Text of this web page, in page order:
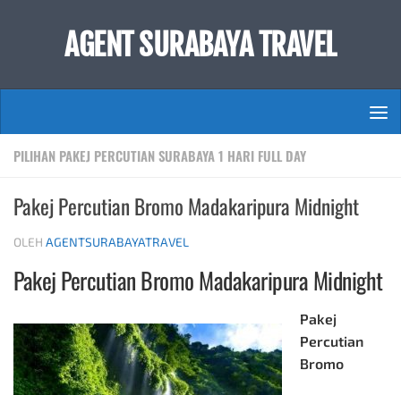
Skip to content
AGENT SURABAYA TRAVEL
PILIHAN PAKEJ PERCUTIAN SURABAYA 1 HARI FULL DAY
Pakej Percutian Bromo Madakaripura Midnight
OLEH AGENTSURABAYATRAVEL
Pakej Percutian Bromo Madakaripura Midnight
Pakej
Percutian
Bromo